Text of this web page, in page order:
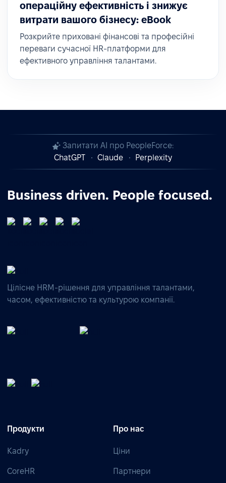
операційну ефективність і знижує
витрати вашого бізнесу: eBook
Розкрийте приховані фінансові та професійні
переваги сучасної HR-платформи для
ефективного управління талантами.
Запитати AI про PeopleForce:
ChatGPT
Claude Perplexity
Business driven. People focused.
Цілісне HRM-рішення для управління талантами,
часом, ефективністю та культурою компанії.
Продукти
Kadry
CoreHR
Про нас
Ціни
Партнери